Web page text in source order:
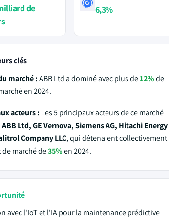
de
6,3%
clés
marché :ABB Ltd a dominé avec plus de12%de
en 2024.
acteurs : Les 5 principaux acteurs de ce marché
ABB Ltd, GE Vernova, Siemens AG, Hitachi Energy
Company LLC, qui détenaient collectivement
de marché de35%en 2024.
avec l'IoT et l'IA pour la maintenance prédictive